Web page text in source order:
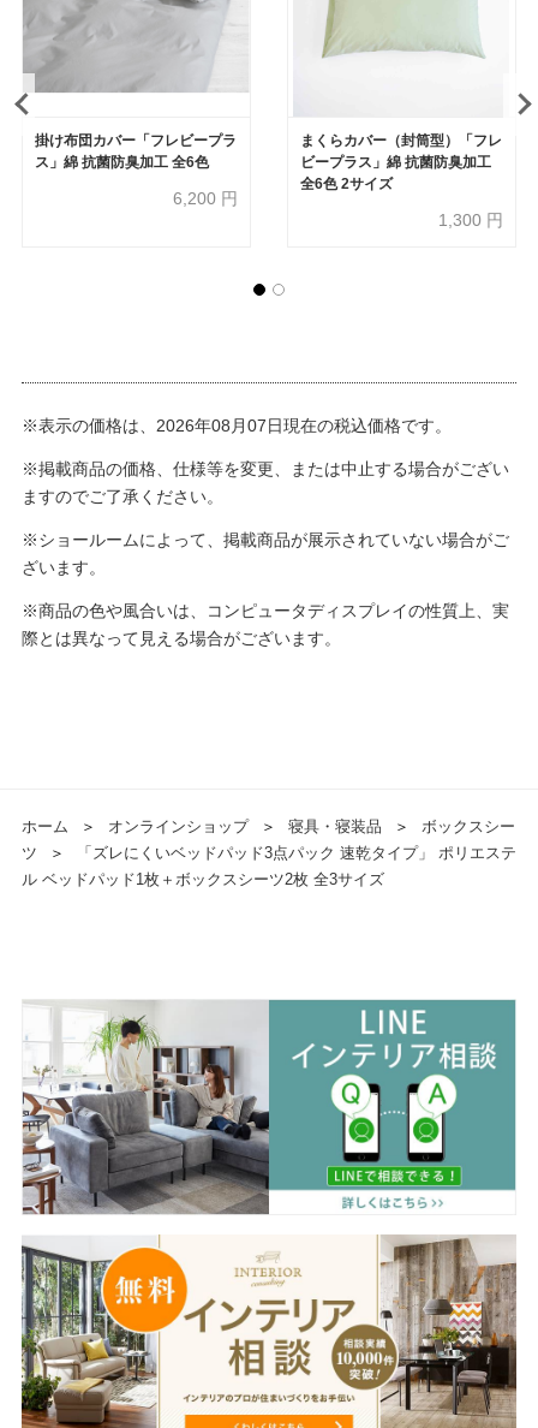
掛け布団カバー「フレビープラ
ス」綿 抗菌防臭加工 全6色
6,200 円
まくらカバー（封筒型）「フレ
ビープラス」綿 抗菌防臭加工
全6色 2サイズ
1,300 円
※表示の価格は、2026年08月07日現在の税込価格です。
※掲載商品の価格、仕様等を変更、または中止する場合がござい
ますのでご了承ください。
※ショールームによって、掲載商品が展示されていない場合がご
ざいます。
※商品の色や風合いは、コンピュータディスプレイの性質上、実
際とは異なって見える場合がございます。
ホーム ＞ オンラインショップ ＞ 寝具・寝装品 ＞
ボックスシー
ツ
＞
「ズレにくいベッドパッド3点パック 速乾タイプ」 ポリエステ
ル ベッドパッド1枚＋ボックスシーツ2枚 全3サイズ